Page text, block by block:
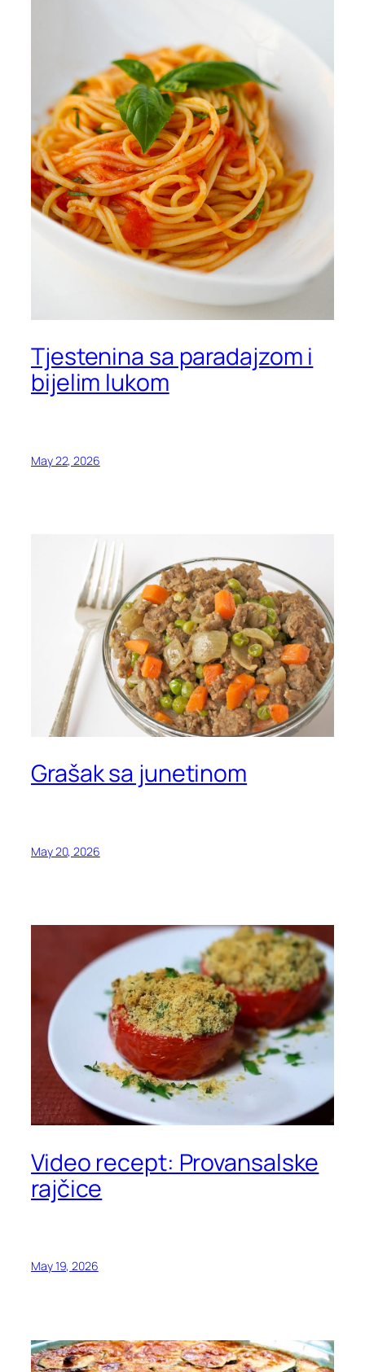
Tjestenina sa paradajzom i
bijelim lukom
May 22, 2026
Grašak sa junetinom
May 20, 2026
Video recept: Provansalske
rajčice
May 19, 2026